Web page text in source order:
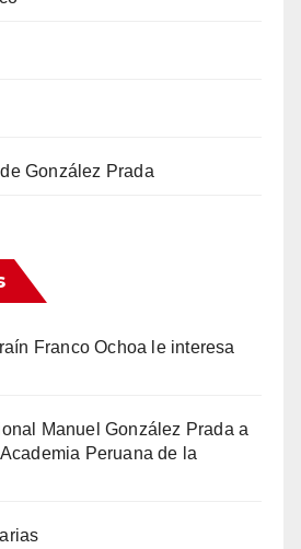
González Prada
Franco Ochoa le interesa
Manuel González Prada a
Peruana de la